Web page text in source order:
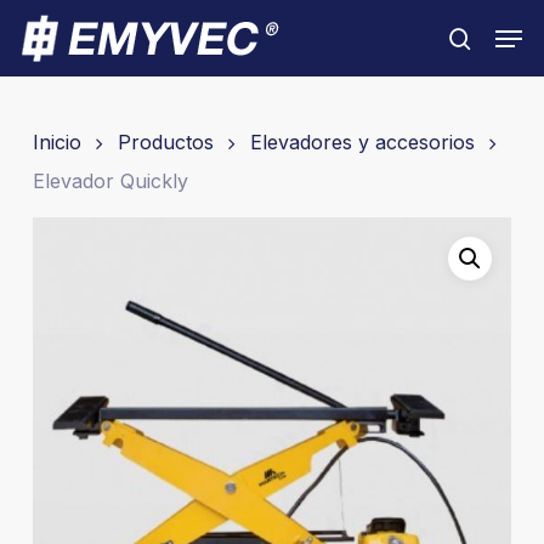
Skip
main
search
Inicio Productos
Elevadores y accesorios
Elevador Quickly
Close